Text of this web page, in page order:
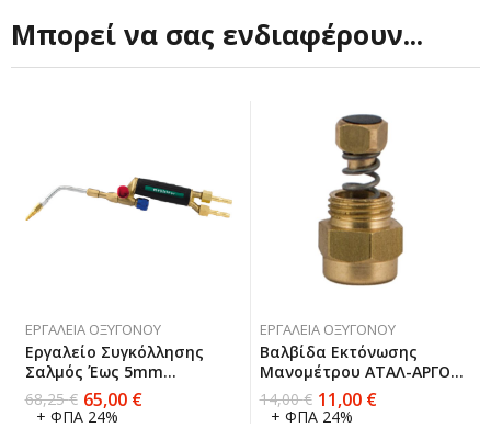
Μπορεί να σας ενδιαφέρουν...
ΕΡΓΑΛΕΊΑ ΟΞΥΓΌΝΟΥ
Εργαλείο Συγκόλλησης
Σαλμός Έως 5mm
Mestriner Μade In Italy
68,25€ 65,00 €
+ ΦΠΑ 24%
ΕΡΓΑΛΕΊΑ ΟΞΥΓΌΝΟΥ
Βαλβίδα Εκτόνωσης
Μανομέτρου ΑΤΑΛ-ΑΡΓΟΝ
Mestriner
14,00€ 11,00 €
+ ΦΠΑ 24%